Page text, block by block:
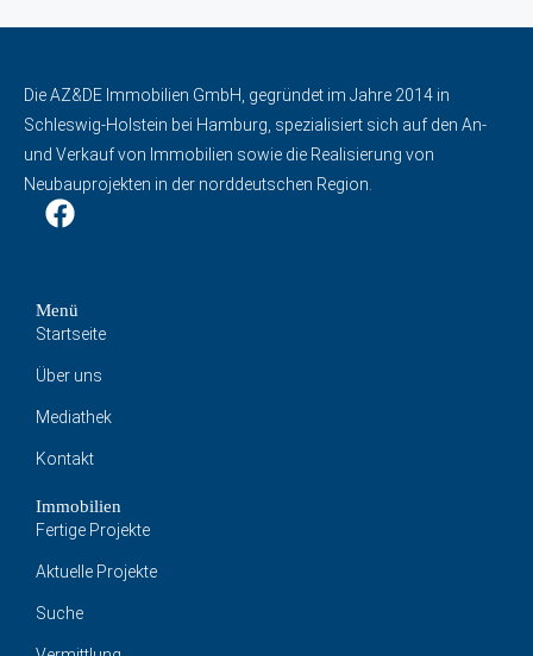
Die AZ&DE Immobilien GmbH, gegründet im Jahre 2014 in
Schleswig-Holstein bei Hamburg, spezialisiert sich auf den An-
und Verkauf von Immobilien sowie die Realisierung von
Neubauprojekten in der norddeutschen Region.
Menü
Startseite
Über uns
Mediathek
Kontakt
Immobilien
Fertige Projekte
Aktuelle Projekte
Suche